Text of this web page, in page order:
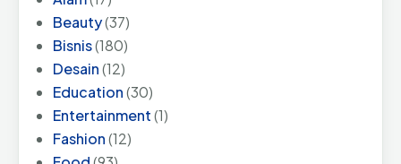
Beauty(37)
Bisnis(180)
Desain(12)
Education(30)
Entertainment(1)
Fashion(12)